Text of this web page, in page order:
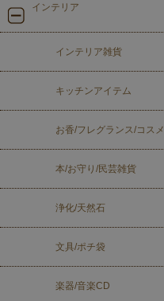
インテリア
インテリア雑貨
キッチンアイテム
お香/フレグランス/コスメ
本/お守り/民芸雑貨
浄化/天然石
文具/ポチ袋
楽器/音楽CD